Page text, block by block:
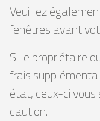
Veuillez
fenêtres avant
Si le propriétaire
frais
état, ceux-ci
caution.